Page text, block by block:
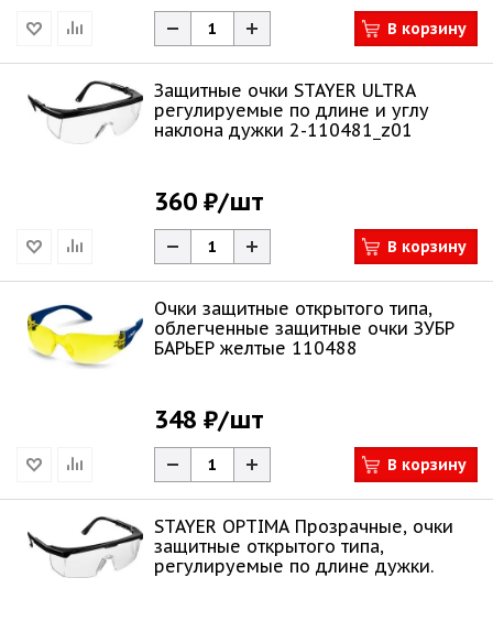
В корзину
Защитные очки STAYER ULTRA
регулируемые по длине и углу
наклона дужки 2-110481_z01
360 ₽/шт
В корзину
Очки защитные открытого типа,
облегченные защитные очки ЗУБР
БАРЬЕР желтые 110488
348 ₽/шт
В корзину
STAYER OPTIMA Прозрачные, очки
защитные открытого типа,
регулируемые по длине дужки.